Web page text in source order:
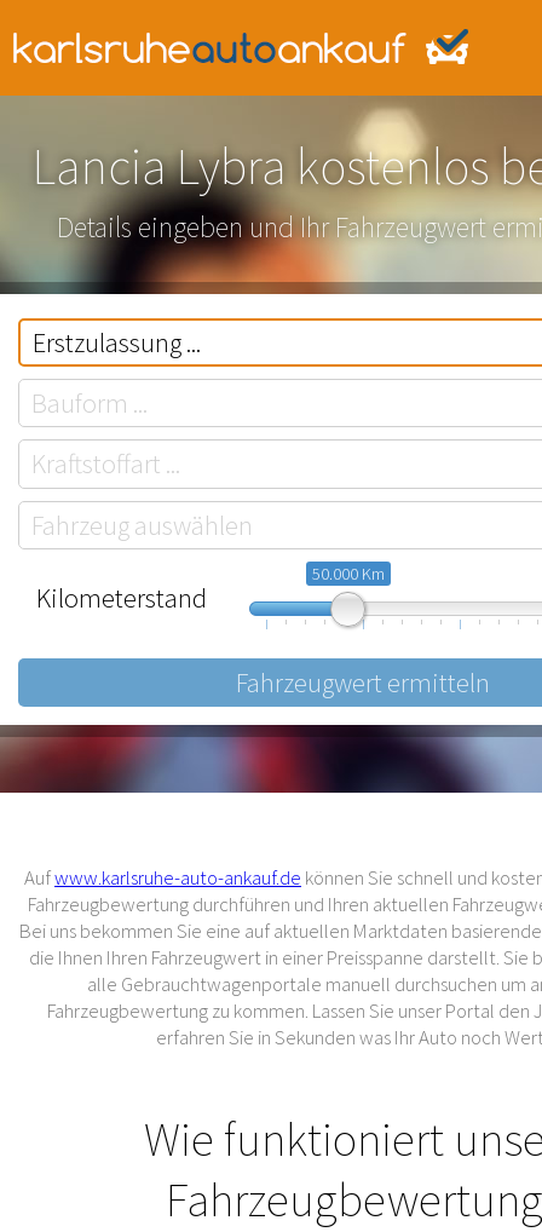
Lancia Lybra kostenlos
Details eingeben und Ihr Fahrzeugwert
Kilometerstand
50.000 Km
Aufwww.karlsruhe-auto-ankauf.de können Sie schnell und
Fahrzeugbewertung durchführen und Ihren aktuellen
Bei uns bekommen Sie eine auf aktuellen Marktdaten
die Ihnen Ihren Fahrzeugwert in einer Preisspanne darstellt. Sie
alle Gebrauchtwagenportale manuell durchsuchen um
Fahrzeugbewertung zu kommen. Lassen Sie unser Portal den
erfahren Sie in Sekunden was Ihr Auto noch
Wie funktioniert